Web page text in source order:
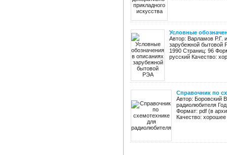
Условные
Автор: Варламов Р.Г.
зарубежной бытовой
1990 Страниц: 96
русский Качество:
Справочник по
Автор: Боровский
радиолюбителя
Формат: pdf (в
Качество: